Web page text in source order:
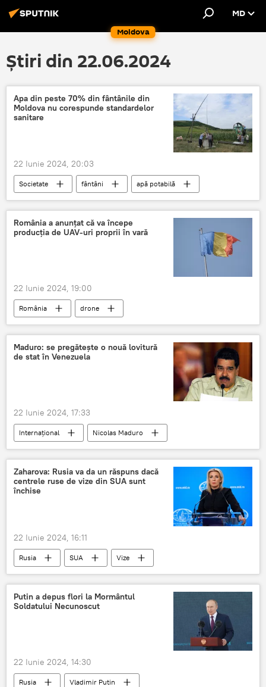
Moldova
MD
Știri din 22.06.2024
Apa din peste 70% din fântânile din
Moldova nu corespunde standardelor
sanitare
22 Iunie 2024, 20:03
Societate fântâni apă potabilă
România a anunțat că va începe
producția de UAV-uri proprii în vară
22 Iunie 2024, 19:00
România drone
Maduro: se pregătește o nouă lovitură
de stat în Venezuela
22 Iunie 2024, 17:33
Internațional
Nicolas Maduro
Venezuela
Zaharova: Rusia va da un răspuns dacă
centrele ruse de vize din SUA sunt
închise
22 Iunie 2024, 16:11
Rusia SUA
Vize
Maria Zaharova
Putin a depus flori la Mormântul
Soldatului Necunoscut
22 Iunie 2024, 14:30
Rusia Vladimir Putin